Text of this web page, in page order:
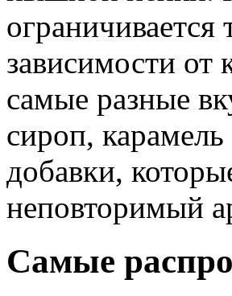
зависимости от
самые разные
сироп,
добавки,
неповторимый
Самые